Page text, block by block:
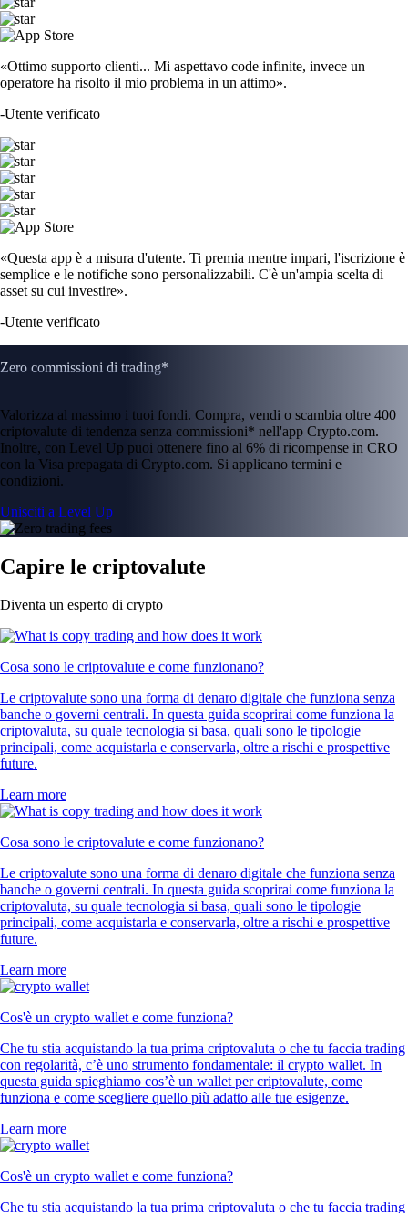
«Ottimo supporto clienti... Mi aspettavo code infinite, invece un
operatore ha risolto il mio problema in un attimo».
-Utente verificato
«Questa app è a misura d'utente. Ti premia mentre impari, l'iscrizione è
semplice e le notifiche sono personalizzabili. C'è un'ampia scelta di
asset su cui investire».
-Utente verificato
Zero commissioni di trading*
Valorizza al massimo i tuoi fondi. Compra, vendi o scambia oltre 400
criptovalute di tendenza senza commissioni* nell'app Crypto.com.
Inoltre, con Level Up puoi ottenere fino al 6% di ricompense in CRO
con la Visa prepagata di Crypto.com. Si applicano termini e
condizioni.
Unisciti a Level Up
Capire le criptovalute
Diventa un esperto di crypto
Cosa sono le criptovalute e come funzionano?
Le criptovalute sono una forma di denaro digitale che funziona senza
banche o governi centrali. In questa guida scoprirai come funziona la
criptovaluta, su quale tecnologia si basa, quali sono le tipologie
principali, come acquistarla e conservarla, oltre a rischi e prospettive
future.
Learn more
Cosa sono le criptovalute e come funzionano?
Le criptovalute sono una forma di denaro digitale che funziona senza
banche o governi centrali. In questa guida scoprirai come funziona la
criptovaluta, su quale tecnologia si basa, quali sono le tipologie
principali, come acquistarla e conservarla, oltre a rischi e prospettive
future.
Learn more
Cos'è un crypto wallet e come funziona?
Che tu stia acquistando la tua prima criptovaluta o che tu faccia trading
con regolarità, c’è uno strumento fondamentale: il crypto wallet. In
questa guida spieghiamo cos’è un wallet per criptovalute, come
funziona e come scegliere quello più adatto alle tue esigenze.
Learn more
Cos'è un crypto wallet e come funziona?
Che tu stia acquistando la tua prima criptovaluta o che tu faccia trading